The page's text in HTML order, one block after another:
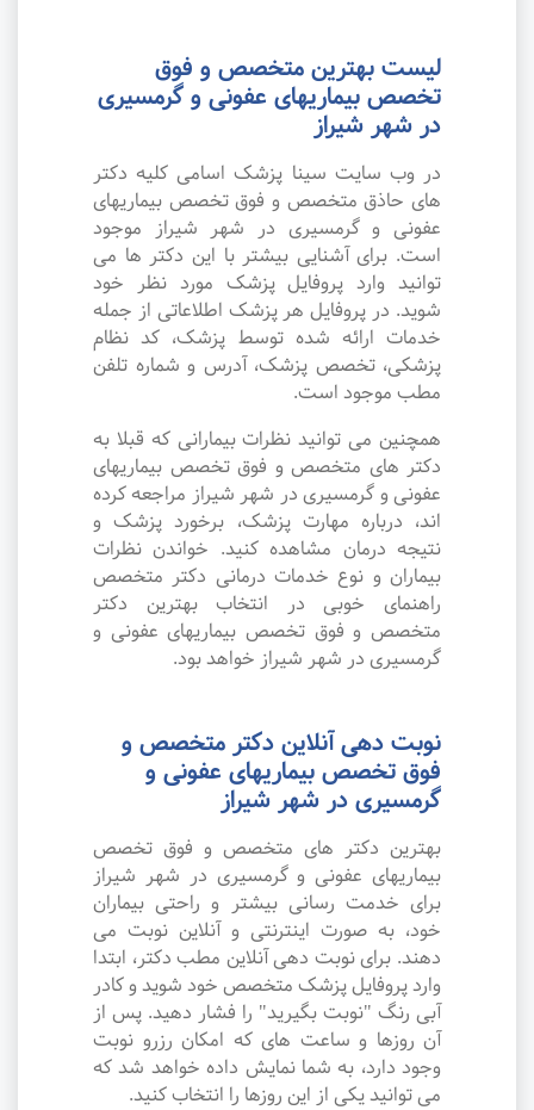
لیست بهترین متخصص و فوق
تخصص بیماریهای عفونی و گرمسیری
در شهر شیراز
در وب سایت سینا پزشک اسامی کلیه دکتر
های حاذق متخصص و فوق تخصص بیماریهای
عفونی و گرمسیری در شهر شیراز موجود
است. برای آشنایی بیشتر با این دکتر ها می
توانید وارد پروفایل پزشک مورد نظر خود
شوید. در پروفایل هر پزشک اطلاعاتی از جمله
خدمات ارائه شده توسط پزشک، کد نظام
پزشکی، تخصص پزشک، آدرس و شماره تلفن
مطب موجود است.
همچنین می توانید نظرات بیمارانی که قبلا به
دکتر های متخصص و فوق تخصص بیماریهای
عفونی و گرمسیری در شهر شیراز مراجعه کرده
اند، درباره مهارت پزشک، برخورد پزشک و
نتیجه درمان مشاهده کنید. خواندن نظرات
بیماران و نوع خدمات درمانی دکتر متخصص
راهنمای خوبی در انتخاب بهترین دکتر
متخصص و فوق تخصص بیماریهای عفونی و
گرمسیری در شهر شیراز خواهد بود.
نوبت دهی آنلاین دکتر متخصص و
فوق تخصص بیماریهای عفونی و
گرمسیری در شهر شیراز
بهترین دکتر های متخصص و فوق تخصص
بیماریهای عفونی و گرمسیری در شهر شیراز
برای خدمت رسانی بیشتر و راحتی بیماران
خود، به صورت اینترنتی و آنلاین نوبت می
دهند. برای نوبت دهی آنلاین مطب دکتر، ابتدا
وارد پروفایل پزشک متخصص خود شوید و کادر
آبی رنگ "نوبت بگیرید" را فشار دهید. پس از
آن روزها و ساعت های که امکان رزرو نوبت
وجود دارد، به شما نمایش داده خواهد شد که
می توانید یکی از این روزها را انتخاب کنید.